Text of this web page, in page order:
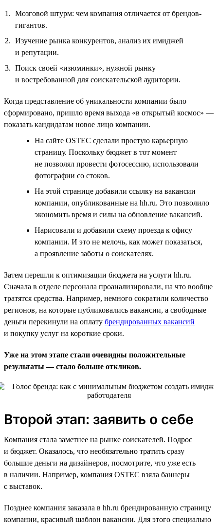
Мозговой штурм: чем компания отличается от брендов-
гигантов.
Изучение рынка конкурентов, анализ их имиджей
и репутации.
Поиск своей «изюминки», нужной рынку
и востребованной для соискательской аудитории.
Когда представление об уникальности компании было
сформировано, пришло время выхода «в открытый космос» —
показать кандидатам новое лицо компании.
На сайте OSTEC сделали простую карьерную
страницу. Поскольку бюджет в тот момент
не позволял провести фотосессию, использовали
фотографии со стоков.
На этой странице добавили ссылку на вакансии
компании, опубликованные на hh.ru. Это позволило
экономить время и силы на обновление вакансий.
Нарисовали и добавили схему проезда к офису
компании. И это не мелочь, как может показаться,
а проявление заботы о соискателях.
Затем перешли к оптимизации бюджета на услуги hh.ru.
Сначала в отделе персонала проанализировали, на что вообще
тратятся средства. Например, немного сократили количество
регионов, на которые публиковались вакансии, а свободные
деньги перекинули на оплату брендированных вакансий
и покупку услуг на короткие сроки.
Уже на этом этапе стали очевидны положительные
результаты — стало больше откликов.
Второй этап: заявить о себе
Компания стала заметнее на рынке соискателей. Подрос
и бюджет. Оказалось, что необязательно тратить сразу
большие деньги на дизайнеров, посмотрите, что уже есть
в наличии. Например, компания OSTEC взяла баннеры
с выставок.
Позднее компания заказала в hh.ru брендированную страницу
компании, красивый шаблон вакансии. Для этого специально